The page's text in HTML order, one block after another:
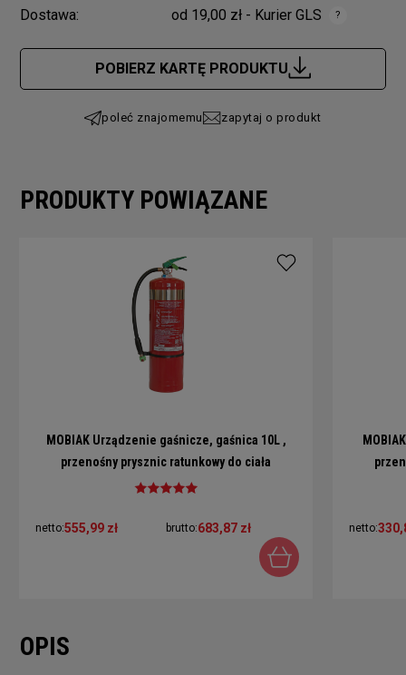
Dostawa:
od 19,00 zł - Kurier GLS
Cena nie zawiera ewentualnych kosztów płatności
POBIERZ KARTĘ PRODUKTU
poleć znajomemu zapytaj o produkt
PRODUKTY POWIĄZANE
MOBIAK Urządzenie gaśnicze, gaśnica 10L ,
przenośny prysznic ratunkowy do ciała
MEDFIRE®
netto:555,99 zł brutto:683,87 zł netto:
OPIS